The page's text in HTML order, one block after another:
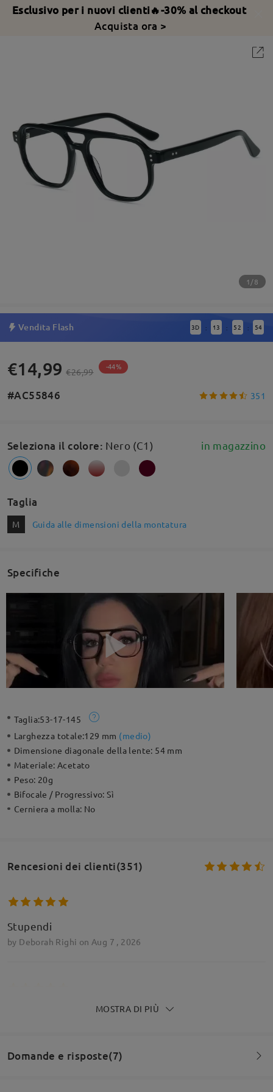
Esclusivo per i nuovi clienti🔥-30% al checkout
Acquista ora >
1/8
Vendita Flash 3D : 13 : 52 : 53
€14,99 €26,99 -44%
#AC55846 351
Seleziona il colore: Nero (C1) in magazzino
Taglia
M Guida alle dimensioni della montatura
Specifiche
Taglia:53-17-145
Larghezza totale:129 mm (medio)
Dimensione diagonale della lente: 54 mm
Materiale:Acetato
Peso: 20g
Bifocale / Progressivo:Sì
Cerniera a molla: No
Rencesioni dei clienti(351)
Stupendi
by Deborah Righi on Aug 7 , 2026
MOSTRA DI PIÙ
Domande e risposte(7)